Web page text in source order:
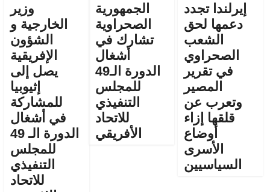
إيرلندا تجدد
دعمها لحق
الشعب
الصحراوي
في تقرير
المصير
وتعرب عن
قلقها إزاء
أوضاع
الأسرى
السياسيين
الجمهورية
الصحراوية
تشارك في
أشغال
الدورة الـ49
للمجلس
التنفيذي
للاتحاد
الأفريقي
وزير
الخارجية و
الشؤون
الإفريقية
يصل إلى
إثيوبيا
للمشاركة
في أشغال
الدورة الـ 49
للمجلس
التنفيذي
للاتحاد